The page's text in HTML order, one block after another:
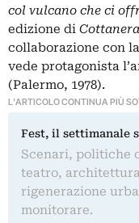
col vulcano che ci
edizione di
collaborazione con
vede protagonista
(Palermo, 1978).
L'ARTICOLO CONTINUA PIÙ
Fest, il settimanale
Scenari, politiche
teatro,
rigenerazione
monitorare.